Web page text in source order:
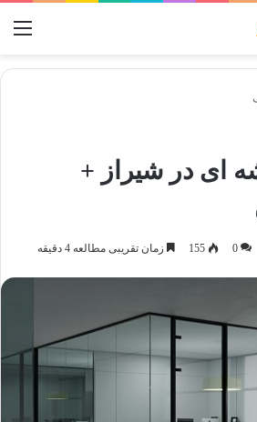
ای در شیراز +
0
155 زمان تقریبی مطالعه 4 دقیقه